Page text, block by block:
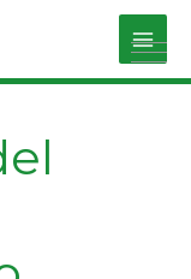
Main